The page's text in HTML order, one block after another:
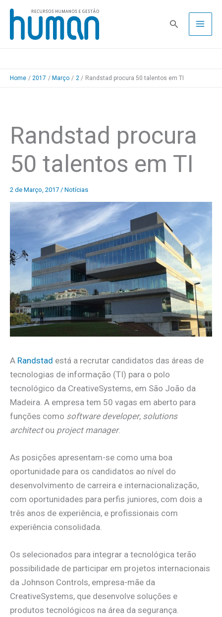
Skip
content
Pesquisa
Home 2017 Março 2 Randstad procura 50 talentos em TI
Randstad procura
50 talentos em TI
2 de Março, 2017 / Notícias
A Randstad está a recrutar candidatos das áreas de
tecnologias de informação (TI) para o polo
tecnológico da CreativeSystems, em São João da
Madeira. A empresa tem 50 vagas em aberto para
funções como software developer, solutions
architectou project manager.
As posições apresentam-se como uma boa
oportunidade para os candidatos ao nível do
desenvolvimento de carreira e internacionalização,
com oportunidades para perfis juniores, com dois a
três anos de experiência, e profissionais com
experiência consolidada.
Os selecionados para integrar a tecnológica terão
possibilidade de participar em projetos internacionais
da Johnson Controls, empresa-mãe da
CreativeSystems, que desenvolve soluções e
produtos tecnológicos na área da segurança.